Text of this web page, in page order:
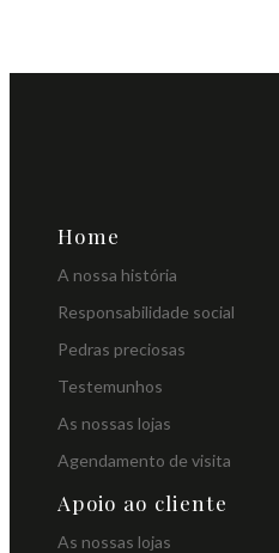
Home
A nossa história
Responsabilidade social
Pedras preciosas
Testemunhos
As nossas lojas
Agendamento de visita
Apoio ao cliente
As nossas lojas